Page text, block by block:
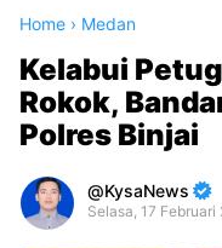
Home › Medan
Kelabui
Rokok,
Polres Binjai
KysaNews
Selasa, 17 Februari